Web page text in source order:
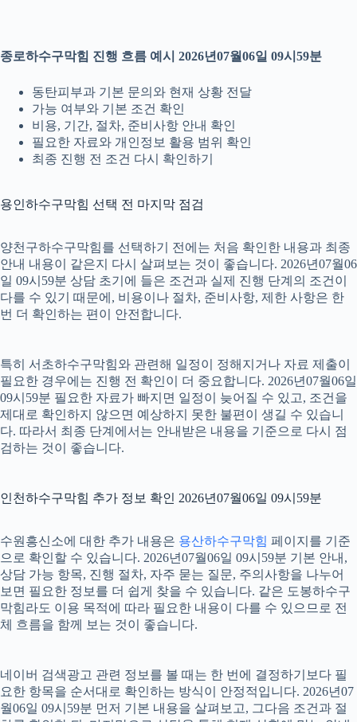
종로하수구막힘 진행 흐름 예시 2026년07월06일 09시59분
동탄피부과 기본 문의와 현재 상황 전달
가능 여부와 기본 조건 확인
비용, 기간, 절차, 준비사항 안내 확인
필요한 자료와 개인정보 활용 범위 확인
최종 진행 전 조건 다시 확인하기
용인하수구막힘 선택 전 마지막 점검
양천구하수구막힘를 선택하기 전에는 처음 확인한 내용과 최종
안내 내용이 같은지 다시 살펴보는 것이 좋습니다. 2026년07월06
일 09시59분 상담 초기에 들은 조건과 실제 진행 단계의 조건이
다를 수 있기 때문에, 비용이나 절차, 준비사항, 제한 사항은 한
번 더 확인하는 편이 안전합니다.
특히 서초하수구막힘와 관련해 일정이 정해지거나 자료 제출이
필요한 경우에는 진행 전 확인이 더 중요합니다. 2026년07월06일
09시59분 필요한 자료가 빠지면 일정이 늦어질 수 있고, 조건을
제대로 확인하지 않으면 예상하지 못한 불편이 생길 수 있습니
다. 따라서 최종 단계에서는 안내받은 내용을 기준으로 다시 점
검하는 것이 좋습니다.
인천하수구막힘 추가 정보 확인 2026년07월06일 09시59분
수원흥신소에 대한 추가 내용은 용산하수구막힘 페이지를 기준
으로 확인할 수 있습니다. 2026년07월06일 09시59분 기본 안내,
상담 가능 항목, 진행 절차, 자주 묻는 질문, 주의사항을 나누어
보면 필요한 정보를 더 쉽게 찾을 수 있습니다. 같은 도봉하수구
막힘라도 이용 목적에 따라 필요한 내용이 다를 수 있으므로 전
체 흐름을 함께 보는 것이 좋습니다.
네이버 검색광고 관련 정보를 볼 때는 한 번에 결정하기보다 필
요한 항목을 순서대로 확인하는 방식이 안정적입니다. 2026년07
월06일 09시59분 먼저 기본 내용을 살펴보고, 그다음 조건과 절